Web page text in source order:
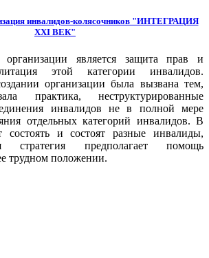
инвалидов-колясочников "ИНТЕГРАЦИЯ
XXI ВЕК"
организации является защита прав и
этой категории инвалидов.
организации была вызвана тем,
практика, неструктурированные
инвалидов не в полной мере
отдельных категорий инвалидов. В
состоять и состоят разные инвалиды,
стратегия предполагает помощь
трудном положении.